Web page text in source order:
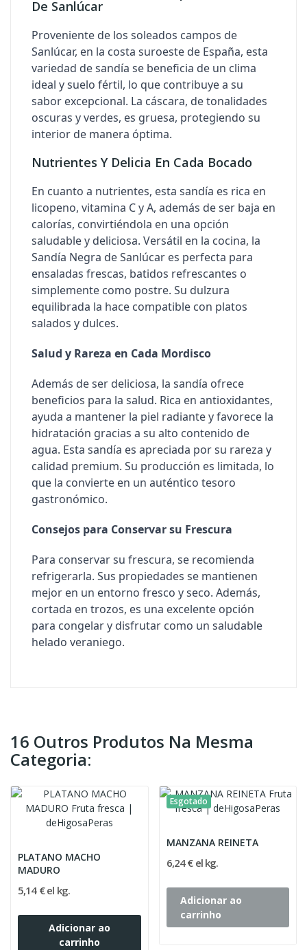
De Sanlúcar
Proveniente de los soleados campos de
Sanlúcar, en la costa suroeste de España, esta
variedad de sandía se beneficia de un clima
ideal y suelo fértil, lo que contribuye a su
sabor excepcional. La cáscara, de tonalidades
oscuras y verdes, es gruesa, protegiendo su
interior de manera óptima.
Nutrientes Y Delicia En Cada Bocado
En cuanto a nutrientes, esta sandía es rica en
licopeno, vitamina C y A, además de ser baja en
calorías, convirtiéndola en una opción
saludable y deliciosa. Versátil en la cocina, la
Sandía Negra de Sanlúcar es perfecta para
ensaladas frescas, batidos refrescantes o
simplemente como postre. Su dulzura
equilibrada la hace compatible con platos
salados y dulces.
Salud y Rareza en Cada Mordisco
Además de ser deliciosa, la sandía ofrece
beneficios para la salud. Rica en antioxidantes,
ayuda a mantener la piel radiante y favorece la
hidratación gracias a su alto contenido de
agua. Esta sandía es apreciada por su rareza y
calidad premium. Su producción es limitada, lo
que la convierte en un auténtico tesoro
gastronómico.
Consejos para Conservar su Frescura
Para conservar su frescura, se recomienda
refrigerarla. Sus propiedades se mantienen
mejor en un entorno fresco y seco. Además,
cortada en trozos, es una excelente opción
para congelar y disfrutar como un saludable
helado veraniego.
16 Outros Produtos Na Mesma
Categoria:
PLATANO MACHO
MADURO
5,14 € el kg.
Adicionar ao
carrinho
Esgotado
MANZANA REINETA
6,24 € el kg.
Adicionar ao
carrinho